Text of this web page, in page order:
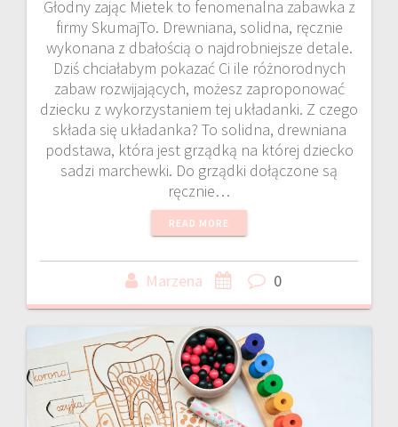
Głodny zając Mietek to fenomenalna zabawka z
firmy SkumajTo. Drewniana, solidna, ręcznie
wykonana z dbałością o najdrobniejsze detale.
Dziś chciałabym pokazać Ci ile różnorodnych
zabaw rozwijających, możesz zaproponować
dziecku z wykorzystaniem tej układanki. Z czego
składa się układanka? To solidna, drewniana
podstawa, która jest grządką na której dziecko
sadzi marchewki. Do grządki dołączone są
ręcznie…
READ MORE
Marzena 0